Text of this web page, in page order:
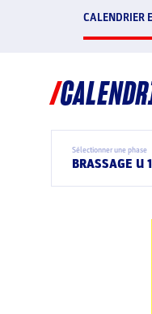
CALENDRIER
Sélectionner une phase
BRASSAGE U